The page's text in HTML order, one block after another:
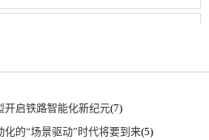
开启铁路智能化新纪元(7)
的“场景驱动”时代将要到来(5)